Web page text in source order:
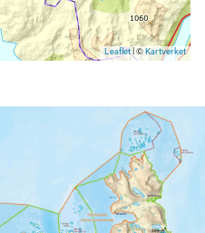
Leaflet| ©Kartverket